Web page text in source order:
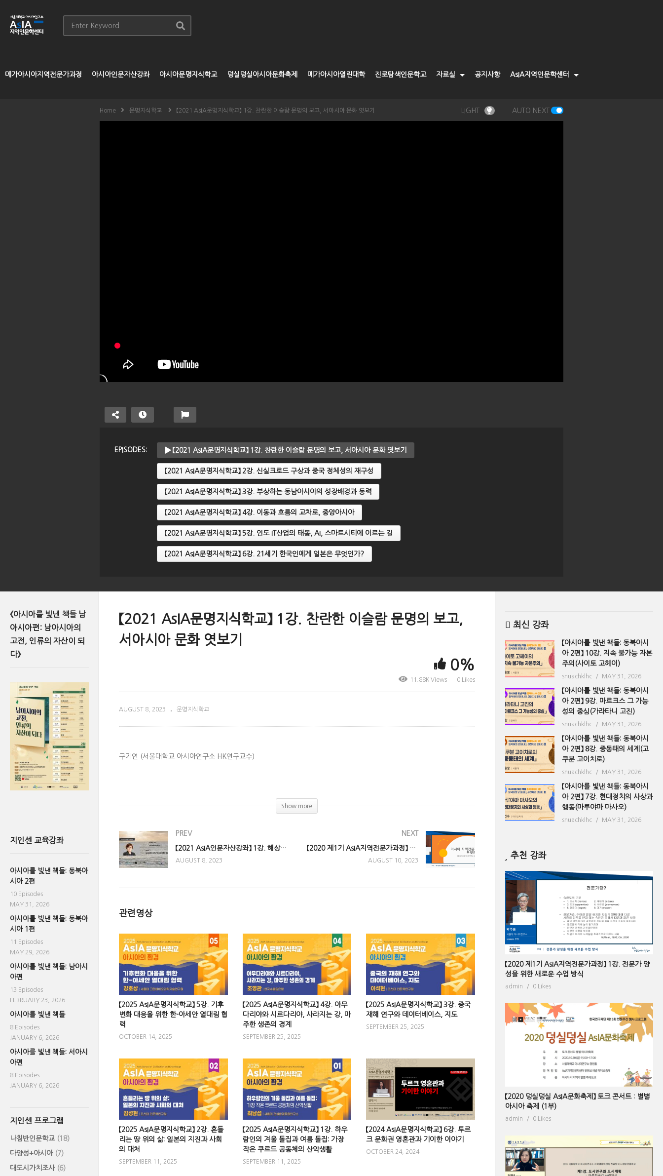
메가아시아지역전문가과정 아시아인문자산강좌 아시아문명지식학교 덩실덩실아시아문화축제 메가아시아열린대학 진로탐색인문학교 자료실 공지사항 AsIA지역인문학센터
Home 문명지식학교 【2021 AsIA문명지식학교】 1강. 찬란한 이슬람 문명의 보고, 서아시아 문화 엿보기 LIGHT AUTO NEXT
EPISODES: 【2021 AsIA문명지식학교】 1강. 찬란한 이슬람 문명의 보고, 서아시아 문화 엿보기
【2021 AsIA문명지식학교】 2강. 신실크로드 구상과 중국 정체성의 재구성
【2021 AsIA문명지식학교】 3강. 부상하는 동남아시아의 성장배경과 동력
【2021 AsIA문명지식학교】 4강. 이동과 흐름의 교차로, 중앙아시아
【2021 AsIA문명지식학교】 5강. 인도 IT산업의 태동, AI, 스마트시티에 이르는 길
【2021 AsIA문명지식학교】 6강. 21세기 한국인에게 일본은 무엇인가?
《아시아를 빛낸 책들 남
아시아편: 남아시아의
고전, 인류의 자산이 되
다》
지인센 교육강좌
아시아를 빛낸 책들: 동북아
시아 2편
10 Episodes
MAY 31, 2026
아시아를 빛낸 책들: 동북아
시아 1편
11 Episodes
MAY 29, 2026
아시아를 빛낸 책들: 남아시
아편
13 Episodes
FEBRUARY 23, 2026
아시아를 빛낸 책들
8 Episodes
JANUARY 6, 2026
아시아를 빛낸 책들: 서아시
아편
8 Episodes
JANUARY 6, 2026
지인센 프로그램
나침반인문학교 (18)
다양성+아시아 (7)
대도시가치조사 (6)
【2021 AsIA문명지식학교】 1강. 찬란한 이슬람 문명의 보고,
서아시아 문화 엿보기
0%
11.88K Views 0 Likes
AUGUST 8, 2023 문명지식학교
구기연 (서울대학교 아시아연구소 HK연구교수)
Show more
PREV
【2021 AsIA인문자산강좌】 1강. 해상교역의 거점, 말라카 왕국의 빛과 그늘
AUGUST 8, 2023
NEXT
【2020 제1기 AsIA지역전문가과정】 2강. 아시아 지역전문가란 무엇인가?
AUGUST 10, 2023
관련영상
【2025 AsIA문명지식학교】 5강. 기후
변화 대응을 위한 한-아세안 열대림 협
력
OCTOBER 14, 2025
【2025 AsIA문명지식학교】 4강. 아무
다리야와 시르다리야, 사라지는 강, 마
주한 생존의 경계
SEPTEMBER 25, 2025
【2025 AsIA문명지식학교】 3강. 중국
재해 연구와 데이터베이스, 지도
SEPTEMBER 25, 2025
【2025 AsIA문명지식학교】 2강. 흔들
리는 땅 위의 삶: 일본의 지진과 사회
의 대처
SEPTEMBER 11, 2025
【2025 AsIA문명지식학교】 1강. 하우
람인의 겨울 돌집과 여름 돌집: 가장
작은 쿠르드 공동체의 산악생활
SEPTEMBER 11, 2025
【2024 AsIA문명지식학교】 6강. 투르
크 문화권 영혼관과 기이한 이야기
OCTOBER 24, 2024
최신 강좌
【아시아를 빛낸 책들: 동북아시
아 2편】 10강. 지속 불가능 자본
주의(사이토 고헤이)
snuachklhc MAY 31, 2026
【아시아를 빛낸 책들: 동북아시
아 2편】 9강. 마르크스 그 가능
성의 중심(가라타니 고진)
snuachklhc MAY 31, 2026
【아시아를 빛낸 책들: 동북아시
아 2편】 8강. 중동태의 세계(고
쿠분 고이치로)
snuachklhc MAY 31, 2026
【아시아를 빛낸 책들: 동북아시
아 2편】 7강. 현대정치의 사상과
행동(마루야마 마사오)
snuachklhc MAY 31, 2026
추천 강좌
【2020 제1기 AsIA지역전문가과정】 1강. 전문가 양
성을 위한 새로운 수업 방식
admin 0 Likes
【2020 덩실덩실 AsIA문화축제】 토크 콘서트 : 별별
아시아 축제 (1부)
admin 0 Likes